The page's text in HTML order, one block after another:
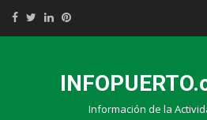
Información de la